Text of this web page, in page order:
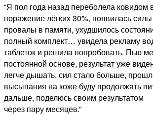
“Я пол года назад переболела
поражение лёгких 30%, появилась
провалы в памяти, ухудшилось
полный комплект… увидела рекламу
таблеток и решила попробовать. Пью
постоянной основе, результат уже
легче дышать, сил стало больше,
высыпания на коже буду продолжать
дальше, поделюсь своим результатом
через пару месяцев.”